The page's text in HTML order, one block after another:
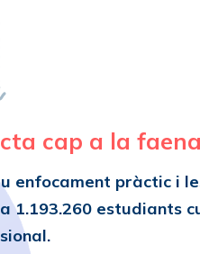
cap a la faena
enfocament pràctic i
1.193.260 estudiants